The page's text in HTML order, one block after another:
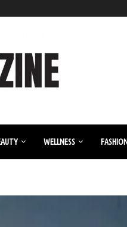
WELLNESS